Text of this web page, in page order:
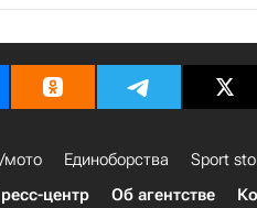
мото Единоборства Sport
центр Об агентстве